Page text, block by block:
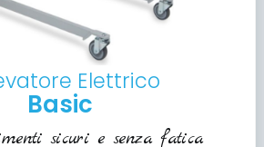
Elettrico
Basic
sicuri e senza fatica